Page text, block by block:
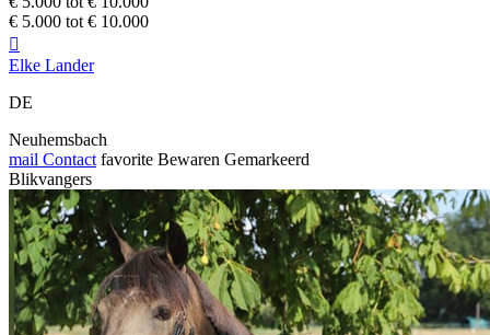
€ 5.000 tot € 10.000

Elke Lander
DE
Neuhemsbach
mail Contact favorite Bewaren Gemarkeerd
Blikvangers